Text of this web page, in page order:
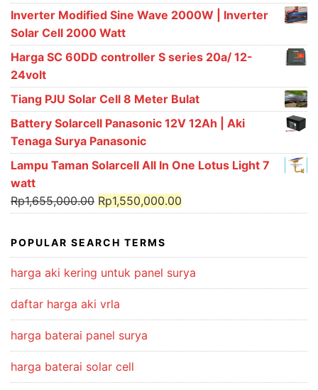
price
was:
Rp4,155,000.00.
price
Rp3,810,000.00.
Inverter Modified Sine Wave 2000W | Inverter
Solar Cell 2000 Watt
Harga SC 60DD controller S series 20a/ 12-
24volt
Tiang PJU Solar Cell 8 Meter Bulat
Battery Solarcell Panasonic 12V 12Ah | Aki
Tenaga Surya Panasonic
Lampu Taman Solarcell All In One Lotus Light 7
watt
Rp1,655,000.00 Original
price
was:
Rp1,655,000.00.
Rp1,550,000.00
price
Rp1,550,000.00.
POPULAR SEARCH TERMS
harga aki kering untuk panel surya
daftar harga aki vrla
harga baterai panel surya
harga baterai solar cell